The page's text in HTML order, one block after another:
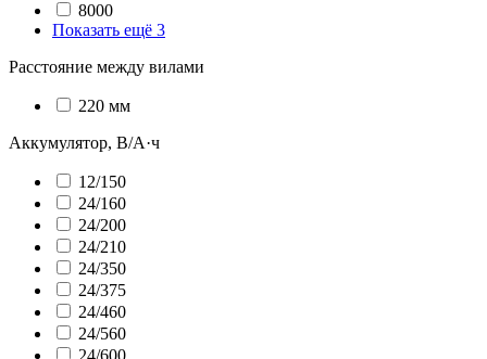
8000
Показать ещё 3
Расстояние между вилами
220 мм
Аккумулятор, В/А·ч
12/150
24/160
24/200
24/210
24/350
24/375
24/460
24/560
24/600